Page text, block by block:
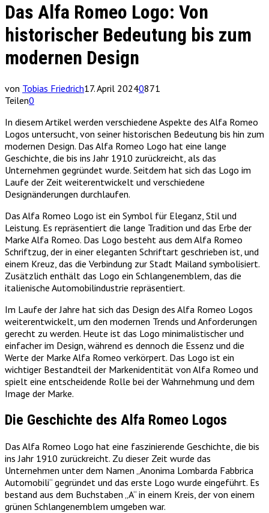
Das Alfa Romeo Logo: Von
historischer Bedeutung bis zum
modernen Design
von Tobias Friedrich17. April 20240871
Teilen0
In diesem Artikel werden verschiedene Aspekte des Alfa Romeo
Logos untersucht, von seiner historischen Bedeutung bis hin zum
modernen Design. Das Alfa Romeo Logo hat eine lange
Geschichte, die bis ins Jahr 1910 zurückreicht, als das
Unternehmen gegründet wurde. Seitdem hat sich das Logo im
Laufe der Zeit weiterentwickelt und verschiedene
Designänderungen durchlaufen.
Das Alfa Romeo Logo ist ein Symbol für Eleganz, Stil und
Leistung. Es repräsentiert die lange Tradition und das Erbe der
Marke Alfa Romeo. Das Logo besteht aus dem Alfa Romeo
Schriftzug, der in einer eleganten Schriftart geschrieben ist, und
einem Kreuz, das die Verbindung zur Stadt Mailand symbolisiert.
Zusätzlich enthält das Logo ein Schlangenemblem, das die
italienische Automobilindustrie repräsentiert.
Im Laufe der Jahre hat sich das Design des Alfa Romeo Logos
weiterentwickelt, um den modernen Trends und Anforderungen
gerecht zu werden. Heute ist das Logo minimalistischer und
einfacher im Design, während es dennoch die Essenz und die
Werte der Marke Alfa Romeo verkörpert. Das Logo ist ein
wichtiger Bestandteil der Markenidentität von Alfa Romeo und
spielt eine entscheidende Rolle bei der Wahrnehmung und dem
Image der Marke.
Die Geschichte des Alfa Romeo Logos
Das Alfa Romeo Logo hat eine faszinierende Geschichte, die bis
ins Jahr 1910 zurückreicht. Zu dieser Zeit wurde das
Unternehmen unter dem Namen „Anonima Lombarda Fabbrica
Automobili“ gegründet und das erste Logo wurde eingeführt. Es
bestand aus dem Buchstaben „A“ in einem Kreis, der von einem
grünen Schlangenemblem umgeben war.